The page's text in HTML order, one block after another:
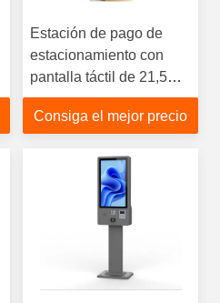
Estación de pago de
estacionamiento con
pantalla táctil de 21,5
pulgadas de alto brillo y
receptor de monedas en
Consiga el mejor precio